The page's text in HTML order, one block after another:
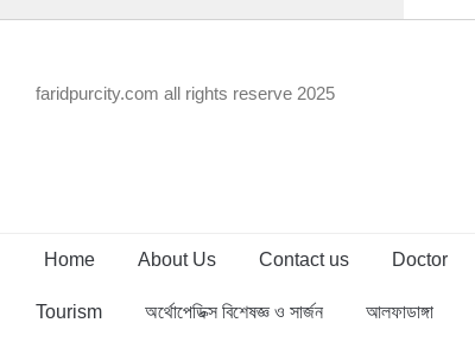
faridpurcity.com all rights reserve 2025
Home About Us Contact us Doctor
Tourism অর্থোপেডিক্স বিশেষজ্ঞ ও সার্জন আলফাডাঙ্গা